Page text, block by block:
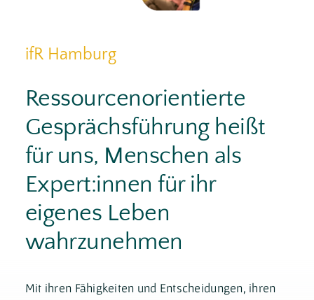
ifR Hamburg
Ressourcenorientierte
Gesprächsführung heißt
für uns, Menschen als
Expert:innen für ihr
eigenes Leben
wahrzunehmen
Mit ihren Fähigkeiten und Entscheidungen, ihren